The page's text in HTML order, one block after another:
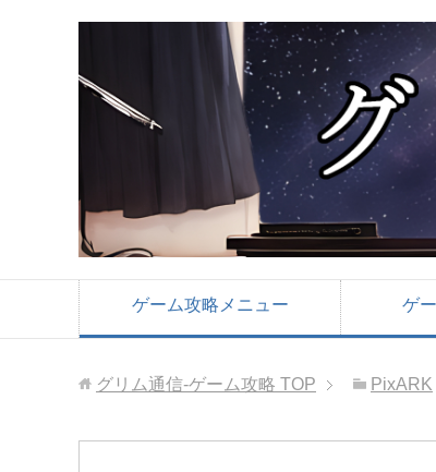
ゲーム攻略メニュー ゲ
グリム通信-ゲーム攻略 TOP PixARK